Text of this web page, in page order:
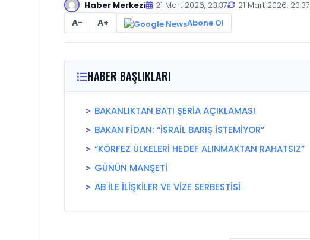
Haber Merkezi 21 Mart 2026, 23:37 21 Mart 2026, 23:37
A- A+ Abone Ol
HABER BAŞLIKLARI
BAKANLIKTAN BATI ŞERİA AÇIKLAMASI
BAKAN FİDAN: “İSRAİL BARIŞ İSTEMİYOR”
“KÖRFEZ ÜLKELERİ HEDEF ALINMAKTAN RAHATSIZ”
GÜNÜN MANŞETİ
AB İLE İLİŞKİLER VE VİZE SERBESTİSİ